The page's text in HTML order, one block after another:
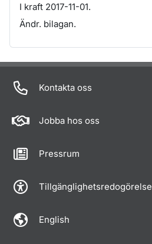
I kraft 2017-11-01.
Ändr. bilagan.
Om sidan
Kontakta oss
Jobba hos oss
Pressrum
Tillgänglighetsredogörelse
English